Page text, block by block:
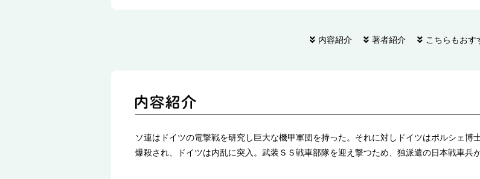
内容紹介 著者紹介 こちらもおす
ソ連はドイツの電撃戦を研究し巨大な機甲軍団を持った。それに対しドイツはポルシェ
爆殺され、ドイツは内乱に突入。武装ＳＳ戦車部隊を迎え撃つため、独派遣の日本戦車兵